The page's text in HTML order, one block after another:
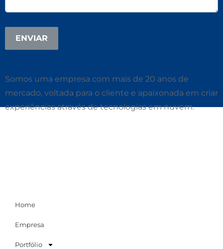
Somos uma empresa com mais de 20 anos de
mercado, voltada para o cliente e apaixonada em criar
experiências através de tecnologias em nuvem.
Home
Empresa
Portfólio